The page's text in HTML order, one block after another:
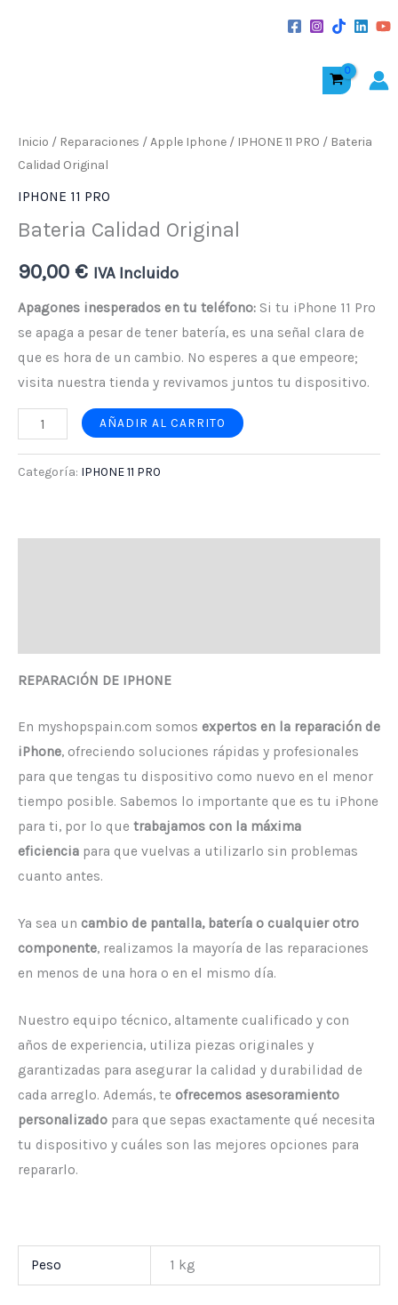
Inicio / Reparaciones /Apple Iphone / IPHONE 11 PRO / Bateria
Calidad Original
IPHONE 11 PRO
Bateria Calidad Original
90,00 € IVA Incluido
Apagones inesperados en tu teléfono: Si tu iPhone 11 Pro
se apaga a pesar de tener batería, es una señal clara de
que es hora de un cambio. No esperes a que empeore;
visita nuestra tienda y revivamos juntos tu dispositivo.
Original
cantidad
AÑADIR AL CARRITO
Categoría: IPHONE 11 PRO
REPARACIÓN DE IPHONE
En myshopspain.com somos expertos en la reparación de
iPhone, ofreciendo soluciones rápidas y profesionales
para que tengas tu dispositivo como nuevo en el menor
tiempo posible. Sabemos lo importante que es tu iPhone
para ti, por lo que trabajamos con la máxima
eficiencia para que vuelvas a utilizarlo sin problemas
cuanto antes.
Ya sea un cambio de pantalla, batería o cualquier otro
componente, realizamos la mayoría de las reparaciones
en menos de una hora o en el mismo día.
Nuestro equipo técnico, altamente cualificado y con
años de experiencia, utiliza piezas originales y
garantizadas para asegurar la calidad y durabilidad de
cada arreglo. Además, te ofrecemos asesoramiento
personalizado para que sepas exactamente qué necesita
tu dispositivo y cuáles son las mejores opciones para
repararlo.
Peso 1 kg